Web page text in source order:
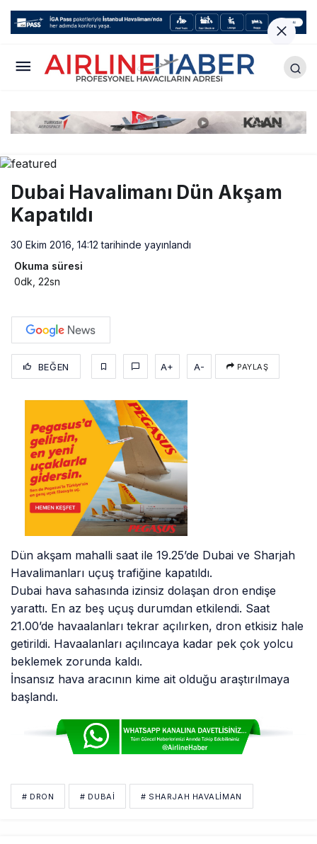
Dubai Havalimanı Dün Akşam
Kapatıldı
30 Ekim 2016, 14:12 tarihinde yayınlandı
Okuma süresi
0dk, 22sn
BEĞEN A+ A- PAYLAŞ
Dün akşam mahalli saat ile 19.25’de Dubai ve Sharjah
Havalimanları uçuş trafiğine kapatıldı.
Dubai hava sahasında izinsiz dolaşan dron endişe
yarattı. En az beş uçuş durumdan etkilendi. Saat
21.00’de havaalanları tekrar açılırken, dron etkisiz hale
getirildi. Havaalanları açılıncaya kadar pek çok yolcu
beklemek zorunda kaldı.
İnsansız hava aracının kime ait olduğu araştırılmaya
başlandı.
# DRON # DUBAI # SHARJAH HAVALIMAN